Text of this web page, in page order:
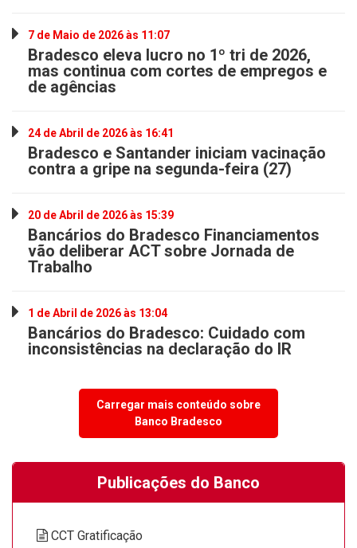
7 de Maio de 2026 às 11:07
Bradesco eleva lucro no 1º tri de 2026,
mas continua com cortes de empregos e
de agências
24 de Abril de 2026 às 16:41
Bradesco e Santander iniciam vacinação
contra a gripe na segunda-feira (27)
20 de Abril de 2026 às 15:39
Bancários do Bradesco Financiamentos
vão deliberar ACT sobre Jornada de
Trabalho
1 de Abril de 2026 às 13:04
Bancários do Bradesco: Cuidado com
inconsistências na declaração do IR
Carregar mais conteúdo sobre
Banco Bradesco
Publicações do Banco
CCT Gratificação